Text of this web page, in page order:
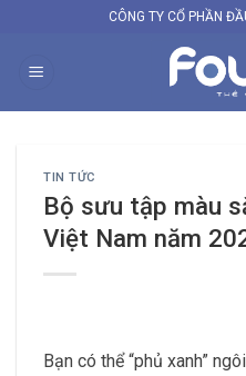
content
CÔNG TY CỔ PHẦN
TIN TỨC
Bộ sưu tập màu
Việt Nam năm
Bạn có thể “phủ xanh”